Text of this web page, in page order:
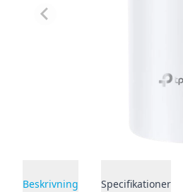
Beskrivning Specifikationer